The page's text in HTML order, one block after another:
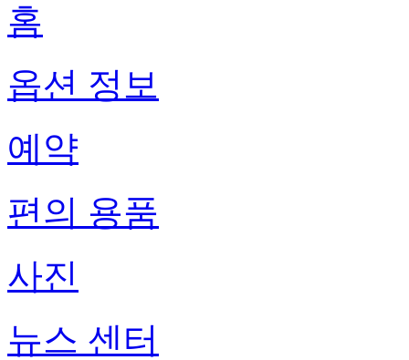
홈
옵션 정보
예약
편의 용품
사진
뉴스 센터